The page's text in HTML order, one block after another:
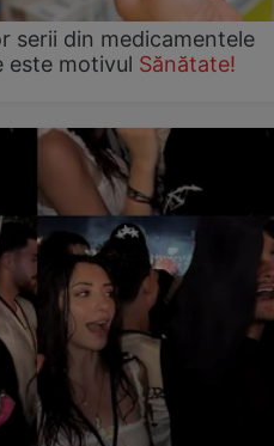
serii din medicamentele
este motivul Sănătate!